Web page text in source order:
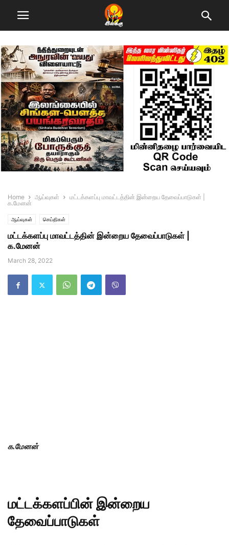
Home ஆய்வுகள்
மட்டக்களப்பு மாவட்டத்தின் இன்றைய தேவைப்பாடுகள் |
க.மேனன்
ஆய்வுகள் செய்திகள்
மட்டக்களப்பு மாவட்டத்தின் இன்றைய தேவைப்பாடுகள் |
க.மேனன்
March 28, 2022
க.மேனன்
மட்டக்களப்பின் இன்றைய
தேவைப்பாடுகள்